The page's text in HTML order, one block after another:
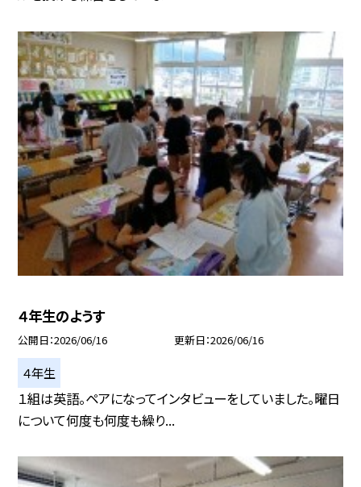
４年生のようす
公開日 2026/06/16 更新日 2026/06/16
４年生
１組は英語。ペアになってインタビューをしていました。曜日
について何度も何度も繰り...